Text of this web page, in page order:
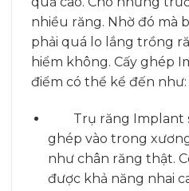
nhiều răng. Nhờ đó mà
phải quá lo lắng trồng
hiểm không. Cấy ghép
điểm có thể kể đến như:
Trụ răng Implant
ghép vào trong
như chân răng thật.
được khả năng nhai